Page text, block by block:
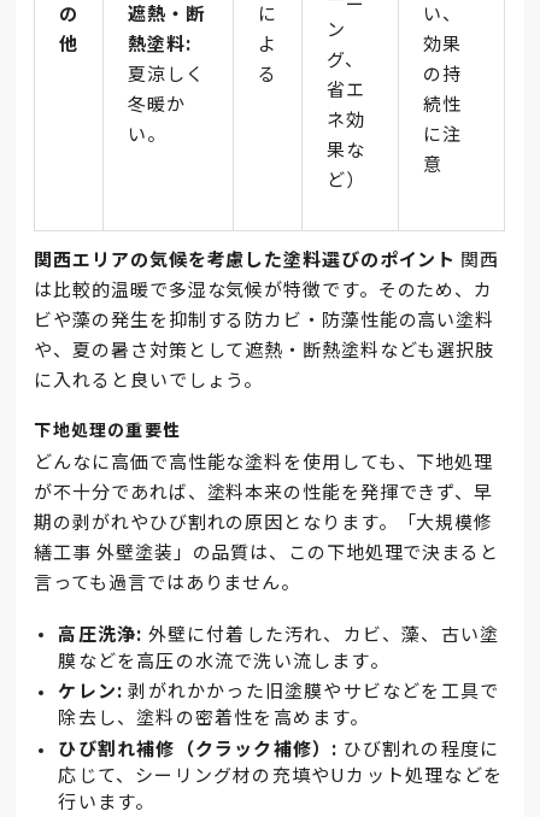
の
他
遮熱・断
熱塗料:
夏涼しく
冬暖か
い。
に
よ
る
ン
グ、
省エ
ネ効
果な
ど）
い、
効果
の持
続性
に注
意
関西エリアの気候を考慮した塗料選びのポイント 関西
は比較的温暖で多湿な気候が特徴です。そのため、カ
ビや藻の発生を抑制する防カビ・防藻性能の高い塗料
や、夏の暑さ対策として遮熱・断熱塗料なども選択肢
に入れると良いでしょう。
下地処理の重要性
どんなに高価で高性能な塗料を使用しても、下地処理
が不十分であれば、塗料本来の性能を発揮できず、早
期の剥がれやひび割れの原因となります。「大規模修
繕工事 外壁塗装」の品質は、この下地処理で決まると
言っても過言ではありません。
高圧洗浄: 外壁に付着した汚れ、カビ、藻、古い塗
膜などを高圧の水流で洗い流します。
ケレン: 剥がれかかった旧塗膜やサビなどを工具で
除去し、塗料の密着性を高めます。
ひび割れ補修（クラック補修）: ひび割れの程度に
応じて、シーリング材の充填やUカット処理などを
行います。